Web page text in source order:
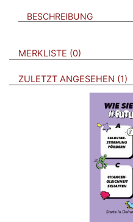
BESCHREIBUNG
VERWEISE AUF
MERKLISTE 0
ZULETZT ANGESEHEN 1